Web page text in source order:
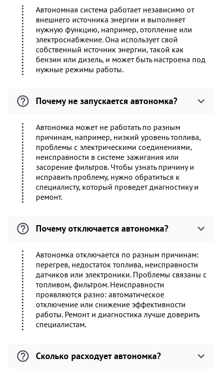
Автономная система работает независимо от
внешнего источника энергии и выполняет
нужную функцию, например, отопление или
электроснабжение. Она использует свой
собственный источник энергии, такой как
бензин или дизель, и может быть настроена под
нужные режимы работы.
Почему не запускается автономка?
Автономка может не работать по разным
причинам, например, низкий уровень топлива,
проблемы с электрическими соединениями,
неисправности в системе зажигания или
засорение фильтров. Чтобы узнать причину и
исправить проблему, нужно обратиться к
специалисту, который проведет диагностику и
ремонт.
Почему отключается автономка?
Автономка отключается по разным причинам:
перегрев, недостаток топлива, неисправности
датчиков или электроники. Проблемы связаны с
топливом, фильтром. Неисправности
проявляются разно: автоматическое
отключение или снижение эффективности
работы. Ремонт и диагностика лучше доверить
специалистам.
Сколько расходует автономка?